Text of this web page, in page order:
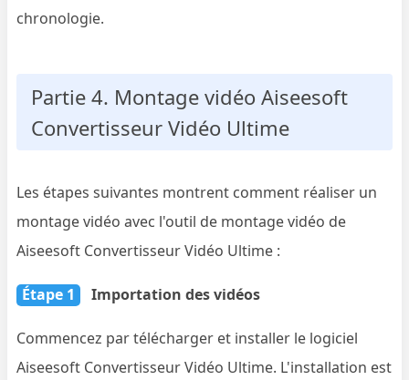
chronologie.
Partie 4. Montage vidéo Aiseesoft
Convertisseur Vidéo Ultime
Les étapes suivantes montrent comment réaliser un
montage vidéo avec l'outil de montage vidéo de
Aiseesoft Convertisseur Vidéo Ultime :
Étape 1 Importation des vidéos
Commencez par télécharger et installer le logiciel
Aiseesoft Convertisseur Vidéo Ultime. L'installation est